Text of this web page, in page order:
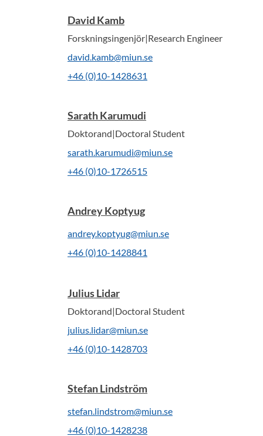
David Kamb
Forskningsingenjör|Research Engineer
david.kamb@miun.se
+46 (0)10-1428631
Sarath Karumudi
Doktorand|Doctoral Student
sarath.karumudi@miun.se
+46 (0)10-1726515
Andrey Koptyug
andrey.koptyug@miun.se
+46 (0)10-1428841
Julius Lidar
Doktorand|Doctoral Student
julius.lidar@miun.se
+46 (0)10-1428703
Stefan Lindström
stefan.lindstrom@miun.se
+46 (0)10-1428238